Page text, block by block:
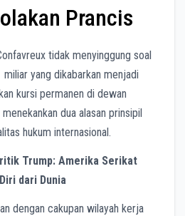
Prancis
tidak menyinggung soal
yang dikabarkan menjadi
kursi permanen di dewan
dua alasan prinsipil
hukum internasional.
Trump: Amerika Serikat
dari Dunia
dengan cakupan wilayah kerja